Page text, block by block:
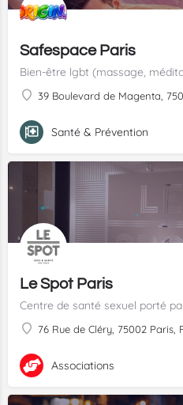
Safespace Paris
39 Boulevard de Magenta,
Santé & Prévention
Le Spot Paris
Centre de santé sexuel porté
76 Rue de Cléry, 75002 Paris,
Associations